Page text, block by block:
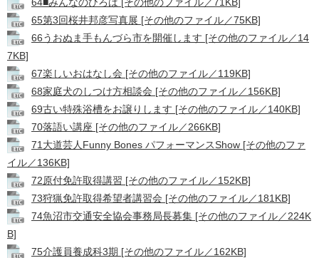
65第3回桜井邦彦写真展 [その他のファイル／75KB]
66うおぬま手もんづら市を開催します [その他のファイル／14
7KB]
67楽しいおはなし会 [その他のファイル／119KB]
68家庭犬のしつけ方相談会 [その他のファイル／156KB]
69古い特殊浴槽をお譲りします [その他のファイル／140KB]
70落語い講座 [その他のファイル／266KB]
71大道芸人Funny Bones パフォーマンスShow [その他のファ
イル／136KB]
72原付免許取得講習 [その他のファイル／152KB]
73狩猟免許取得希望者講習会 [その他のファイル／181KB]
74魚沼市交通安全協会事務局長募集 [その他のファイル／224K
B]
75介護員養成科3期 [その他のファイル／162KB]